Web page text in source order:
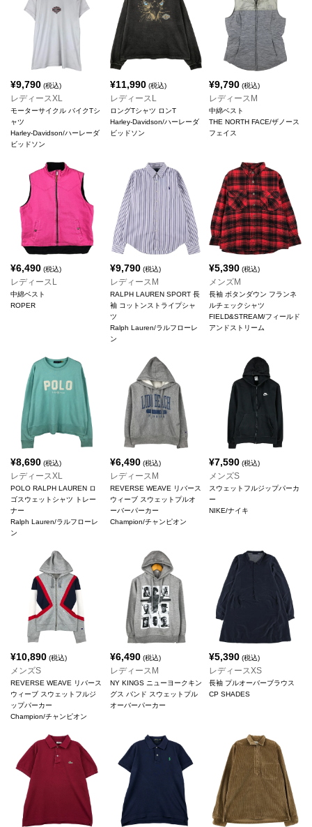
¥9,790 (税込)
レディースXL
モーターサイクル バイクTシ
ャツ
Harley-Davidson/ハーレーダ
ビッドソン
¥11,990(税込)
レディースL
ロングTシャツ ロンT
Harley-Davidson/ハーレーダ
ビッドソン
¥9,790 (税込)
レディースM
中綿ベスト
THE NORTH FACE/ザノース
フェイス
¥6,490 (税込)
レディースL
中綿ベスト
ROPER
¥9,790(税込)
レディースM
RALPH LAUREN SPORT 長
袖 コットンストライプシャ
ツ
Ralph Lauren/ラルフローレ
ン
¥5,390 (税込)
メンズM
長袖 ボタンダウン フランネ
ルチェックシャツ
FIELD&STREAM/フィールド
アンドストリーム
¥8,690 (税込)
レディースXL
POLO RALPH LAUREN ロ
ゴスウェットシャツ トレー
ナー
Ralph Lauren/ラルフローレ
ン
¥6,490(税込)
レディースM
REVERSE WEAVE リバース
ウィーブ スウェットプルオ
ーバーパーカー
Champion/チャンピオン
¥7,590 (税込)
メンズS
スウェットフルジップパーカ
ー
NIKE/ナイキ
¥10,890 (税込)
メンズS
REVERSE WEAVE リバース
ウィーブ スウェットフルジ
ップパーカー
Champion/チャンピオン
¥6,490(税込)
レディースM
NY KINGS ニューヨークキン
グス バンド スウェットプル
オーバーパーカー
¥5,390 (税込)
レディースXS
長袖 プルオーバーブラウス
CP SHADES